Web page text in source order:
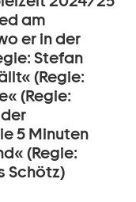
am
er in der
Stefan
(Regie:
(Regie:
5 Minuten
(Regie:
Schötz)